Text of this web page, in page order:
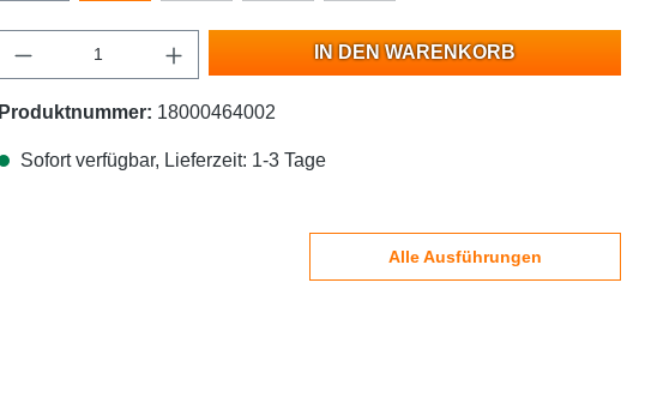
IN DEN WARENKORB
Produktnummer: 18000464002
Sofort verfügbar, Lieferzeit: 1-3 Tage
Alle Ausführungen